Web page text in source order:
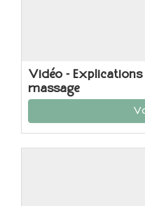
Vidéo -
massage